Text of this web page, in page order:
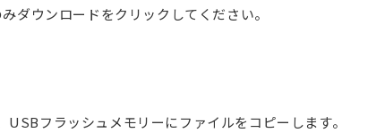
ダウンロードをクリックしてください。
フラッシュメモリーにファイルをコピーします。